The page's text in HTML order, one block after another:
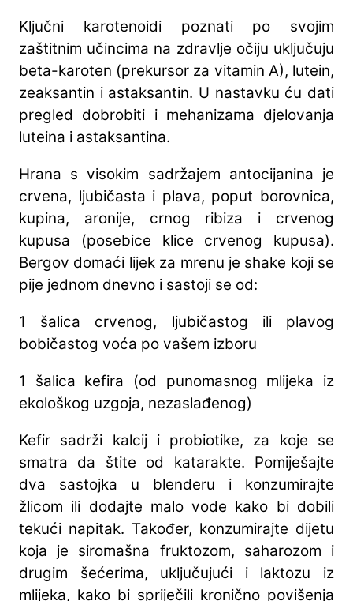
Ključni karotenoidi poznati po svojim
zaštitnim učincima na zdravlje očiju uključuju
beta-karoten (prekursor za vitamin A), lutein,
zeaksantin i astaksantin. U nastavku ću dati
pregled dobrobiti i mehanizama djelovanja
luteina i astaksantina.
Hrana s visokim sadržajem antocijanina je
crvena, ljubičasta i plava, poput borovnica,
kupina, aronije, crnog ribiza i crvenog
kupusa (posebice klice crvenog kupusa).
Bergov domaći lijek za mrenu je shake koji se
pije jednom dnevno i sastoji se od:
1 šalica crvenog, ljubičastog ili plavog
bobičastog voća po vašem izboru
1 šalica kefira (od punomasnog mlijeka iz
ekološkog uzgoja, nezaslađenog)
Kefir sadrži kalcij i probiotike, za koje se
smatra da štite od katarakte. Pomiješajte
dva sastojka u blenderu i konzumirajte
žlicom ili dodajte malo vode kako bi dobili
tekući napitak. Također, konzumirajte dijetu
koja je siromašna fruktozom, saharozom i
drugim šećerima, uključujući i laktozu iz
mlijeka, kako bi spriječili kronično povišenja